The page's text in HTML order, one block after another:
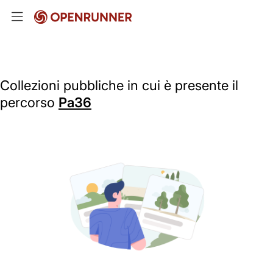
Collezioni pubbliche in cui è presente il
percorso Pa36